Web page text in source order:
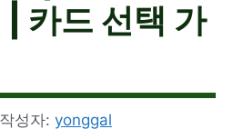
| 카드 선택 가
작성자: yonggal